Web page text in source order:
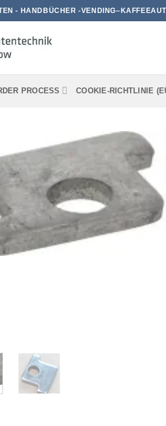
- HANDBÜCHER -
PROCESS COOKIE-RICHTLINIE